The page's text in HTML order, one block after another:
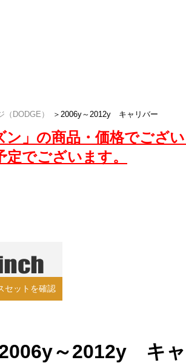
（DODGE） ＞ 2006y～2012y キャリバー
」の商品・価格でござい
でございます。
セットを確認
～2012y キ